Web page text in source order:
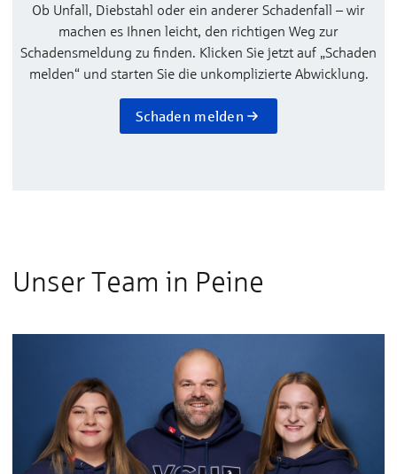
Ob Unfall, Diebstahl oder ein anderer Schadenfall – wir
machen es Ihnen leicht, den richtigen Weg zur
Schadensmeldung zu finden. Klicken Sie jetzt auf „Schaden
melden“ und starten Sie die unkomplizierte Abwicklung.
Schaden melden
Unser Team in Peine